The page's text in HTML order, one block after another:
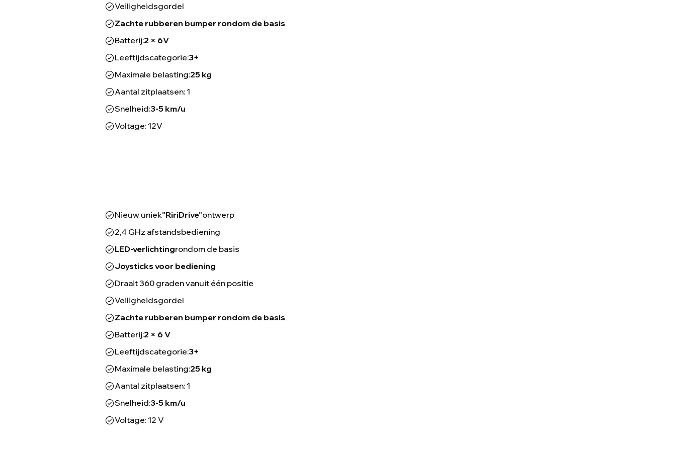
Veiligheidsgordel
Zachte rubberen bumper rondom de basis
Batterij:2 × 6V
Leeftijdscategorie:3+
Maximale belasting:25 kg
Aantal zitplaatsen: 1
Snelheid:3-5 km/u
Voltage: 12V
Nieuw uniek"RiriDrive"ontwerp
2,4 GHz afstandsbediening
LED-verlichtingrondom de basis
Joysticks voor bediening
Draait 360 graden vanuit één positie
Veiligheidsgordel
Zachte rubberen bumper rondom de basis
Batterij:2 × 6 V
Leeftijdscategorie:3+
Maximale belasting:25 kg
Aantal zitplaatsen: 1
Snelheid:3-5 km/u
Voltage: 12 V